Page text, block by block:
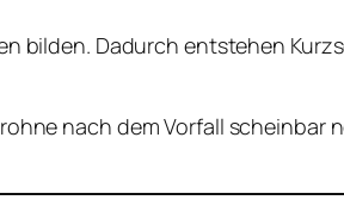
bilden. Dadurch entstehen
nach dem Vorfall